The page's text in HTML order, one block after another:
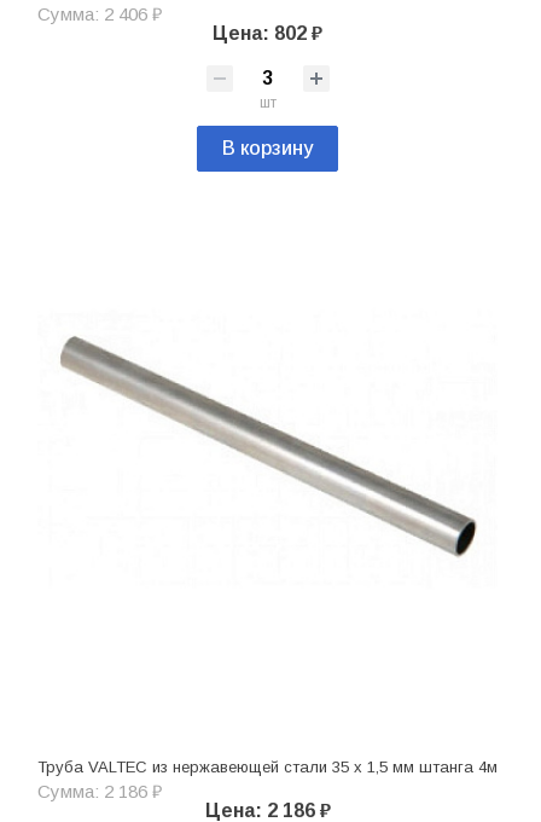
Сумма: 2 406 ₽
Цена: 802 ₽
шт
В корзину
Труба VALTEC из нержавеющей стали 35 х 1,5 мм штанга 4м
Сумма: 2 186 ₽
Цена: 2 186 ₽